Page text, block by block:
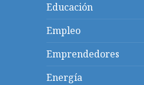
Educación
Empleo
Emprendedores
Energía